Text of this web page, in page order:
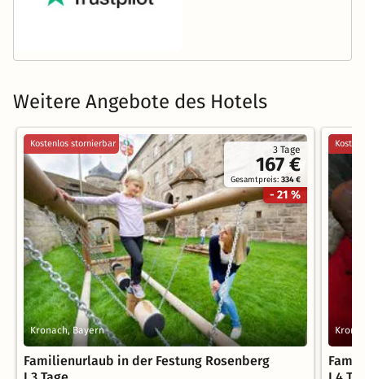
Weitere Angebote des Hotels
3 Tage
167 €
Gesamtpreis:334 €
- 21 %
Kostenlos stornierbar
Kronach, Bayern
Familienurlaub in der Festung Rosenberg